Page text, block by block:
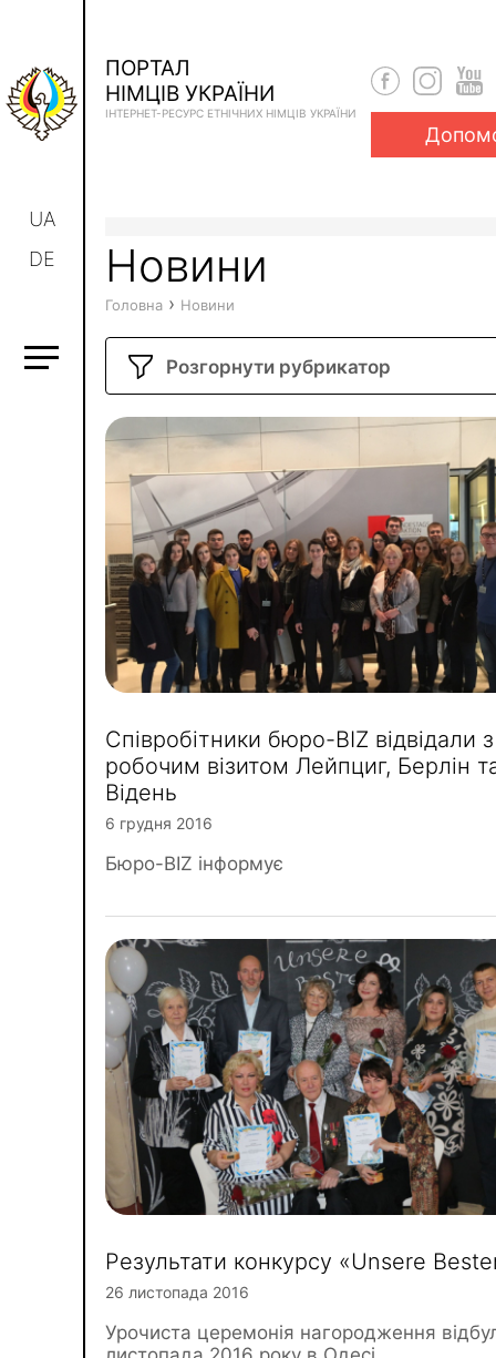
UA
DE
ПОРТАЛ
НІМЦІВ УКРАЇНИ
ІНТЕРНЕТ-РЕСУРС ЕТНІЧНИХ НІМЦІВ УКРАЇНИ
Новини
Головна › Новини
Розгорнути рубрикатор
Співробітники бюро-BIZ відвідали з
робочим візитом Лейпциг, Берлін
Відень
6 грудня 2016
Бюро-BIZ інформує
Результати конкурсу «Unsere
26 листопада 2016
Урочиста церемонія нагородження